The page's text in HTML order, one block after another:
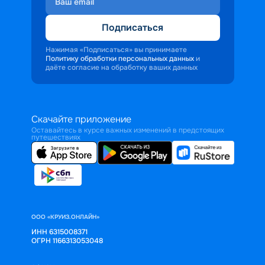
Подписаться
Нажимая «Подписаться» вы принимаете
Политику обработки персональных данных и
даёте согласие на обработку ваших данных
Скачайте приложение
Оставайтесь в курсе важных изменений в предстоящих
путешествиях
ООО «КРУИЗ.ОНЛАЙН»
ИНН 6315008371
ОГРН 1166313053048